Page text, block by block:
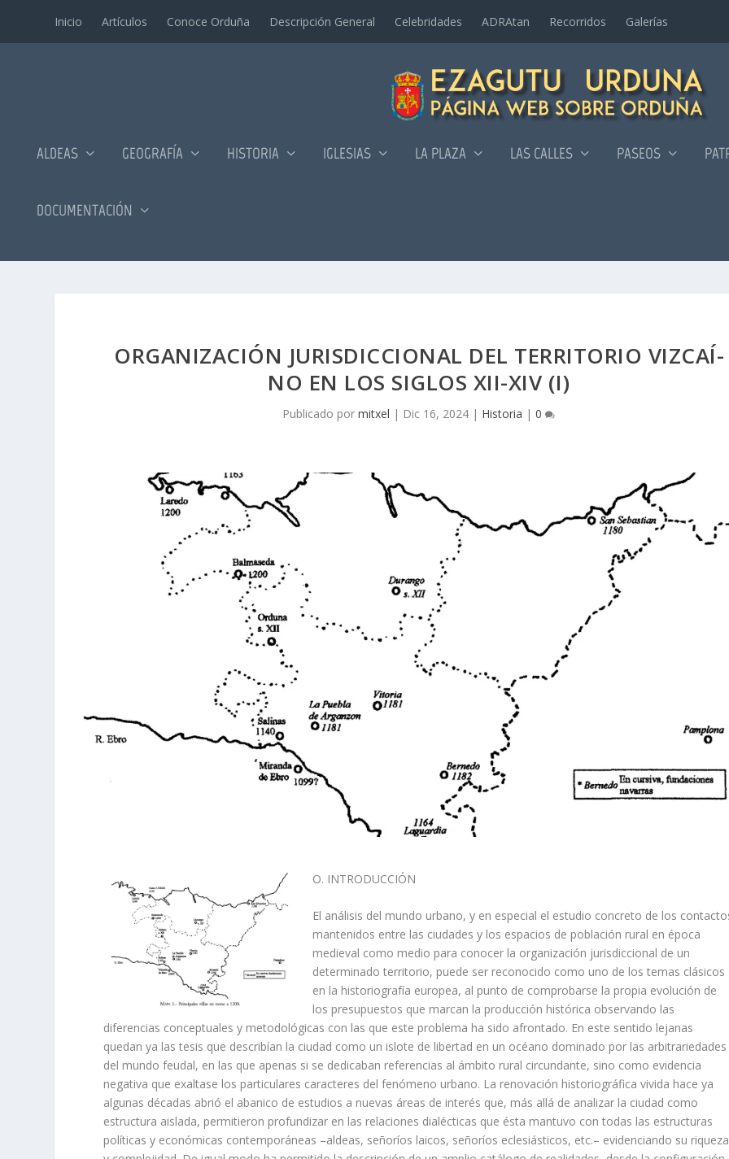
Inicio Artí­culos Conoce Orduña Descripción General Celebridades ADRAtan Recorridos Galerí­as
ALDEAS GEOGRAFÍA HISTORIA IGLESIAS LA PLAZA LAS CALLES PASEOS
DOCUMENTACIÓN
ORGANIZACIÓN JURISDICCIONAL DEL TERRITORIO VIZCAÍ­
NO EN LOS SIGLOS XII-XIV (I)
Publicado pormitxel | Dic 16, 2024 | Historia |0
O. INTRODUCCIÓN
El análisis del mundo urbano, y en especial el estudio concreto de los
mantenidos entre las ciudades y los espacios de población rural en época
medieval como medio para conocer la organización jurisdiccional de un
determinado territo­rio, puede ser reconocido como uno de los temas clásicos
en la historiografí­a euro­pea, al punto de comprobarse la propia evolución de
los presupuestos que marcan la producción histórica observando las
diferencias conceptuales y metodológicas con las que este problema ha sido afrontado. En este sentido lejanas
quedan ya las tesis que describí­an la ciudad como un islote de libertad en un océano dominado por las arbi­trariedades
del mundo feudal, en las que apenas si se dedicaban referencias al ámbito rural circundante, sino como evidencia
negativa que exaltase los particulares caracte­res del fenómeno urbano. La renovación historiográfica vivida hace ya
algunas déca­das abrió el abanico de estudios a nuevas áreas de interés que, más allá de analizar la ciudad como
estructura aislada, permitieron profundizar en las relaciones dialécticas que ésta mantuvo con todas las estructuras
polí­ticas y económicas contemporáneas –aldeas, señorí­os laicos, señorí­os eclesiásticos, etc.– evidenciando su riqueza